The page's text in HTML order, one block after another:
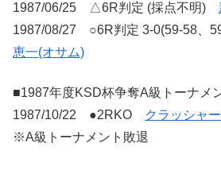
1987/06/25 △6R判定 (採点不明)
1987/08/27 ○6R判定 3-0(59-58、
恵一(オサム)
■1987年度KSD杯争奪A級トーナメ
1987/10/22 ●2RKO
クラッシャ
※A級トーナメント敗退